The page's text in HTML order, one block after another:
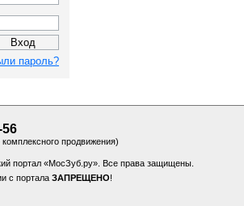
пароль?
56
продвижения)
портал «МосЗуб.ру». Все права защищены.
с портала ЗАПРЕЩЕНО!